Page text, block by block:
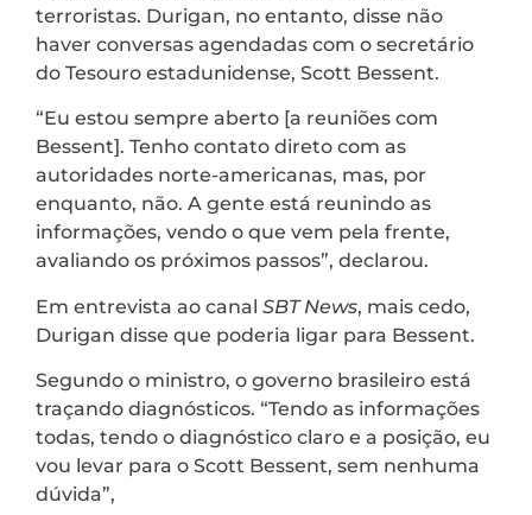
terroristas. Durigan, no entanto, disse não
haver conversas agendadas com o secretário
do Tesouro estadunidense, Scott Bessent.
“Eu estou sempre aberto [a reuniões com
Bessent]. Tenho contato direto com as
autoridades norte-americanas, mas, por
enquanto, não. A gente está reunindo as
informações, vendo o que vem pela frente,
avaliando os próximos passos”, declarou.
Em entrevista ao canal SBT News, mais cedo,
Durigan disse que poderia ligar para Bessent.
Segundo o ministro, o governo brasileiro está
traçando diagnósticos. “Tendo as informações
todas, tendo o diagnóstico claro e a posição, eu
vou levar para o Scott Bessent, sem nenhuma
dúvida”,